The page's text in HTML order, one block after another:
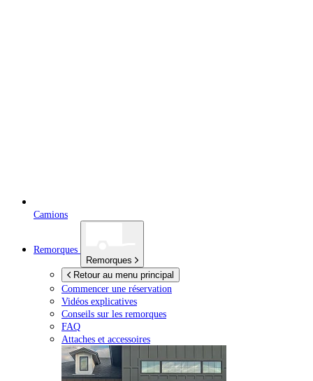
Camions
Remorques
Remorques
Retour au menu principal
Commencer une réservation
Vidéos explicatives
Conseils sur les remorques
FAQ
Attaches et accessoires